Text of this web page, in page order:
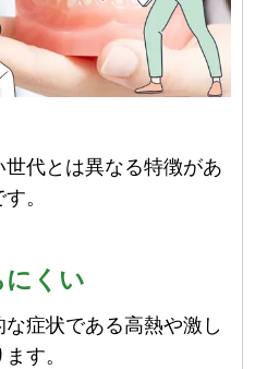
代とは異なる特徴があ
。
にくい
症状である高熱や激し
す。